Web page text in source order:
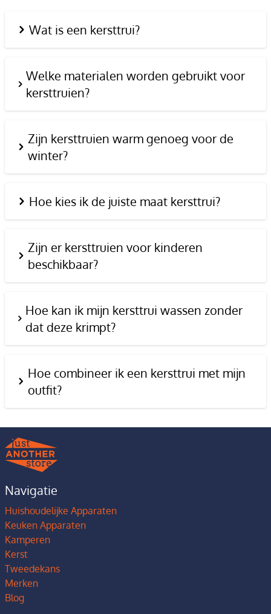
Wat is een kersttrui?
Welke materialen worden gebruikt voor
kersttruien?
Zijn kersttruien warm genoeg voor de
winter?
Hoe kies ik de juiste maat kersttrui?
Zijn er kersttruien voor kinderen
beschikbaar?
Hoe kan ik mijn kersttrui wassen zonder
dat deze krimpt?
Hoe combineer ik een kersttrui met mijn
outfit?
Navigatie
Huishoudelijke Apparaten
Keuken Apparaten
Kamperen
Kerst
Tweedekans
Merken
Blog